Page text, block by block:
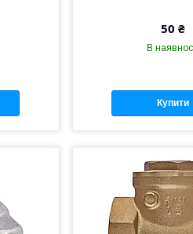
50 ₴
В
Купити